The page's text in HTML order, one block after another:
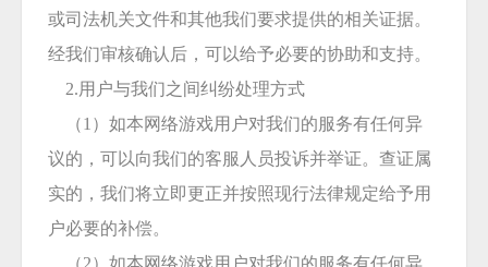
或司法机关文件和其他我们要求提供的相关证据。
经我们审核确认后，可以给予必要的协助和支持。
2.用户与我们之间纠纷处理方式
（1）如本网络游戏用户对我们的服务有任何异
议的，可以向我们的客服人员投诉并举证。查证属
实的，我们将立即更正并按照现行法律规定给予用
户必要的补偿。